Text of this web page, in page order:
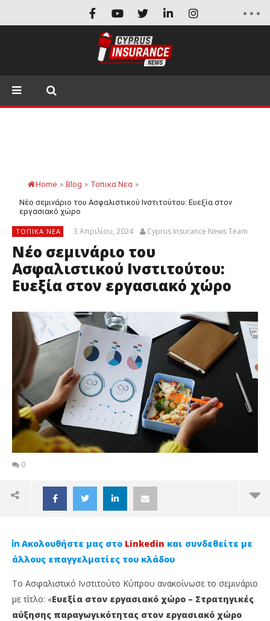
Home » Blog » Τοπικα Νεα »
Νέο σεμινάριο του Ασφαλιστικού Ινστιτούτου: Ευεξία στον
εργασιακό χώρο
ΤΟΠΙΚΑ ΝΕΑ 3 Απριλίου, 2024 Cyprus Insurance News Team
Νέο σεμινάριο του
Ασφαλιστικού Ινστιτούτου:
Ευεξία στον εργασιακό χώρο
0
Ακολουθήστε μας στο Linkedin και συνδεθείτε με
άλλους επαγγελματίες του κλάδου
To Ασφαλιστικό Ινστιτούτο Κύπρου ανακοίνωσε το σεμινάριο
με τίτλο: «Ευεξία στον εργασιακό χώρο – Στρατηγικές
αύξησης παραγωγικότητας στον εργασιακό χώρο